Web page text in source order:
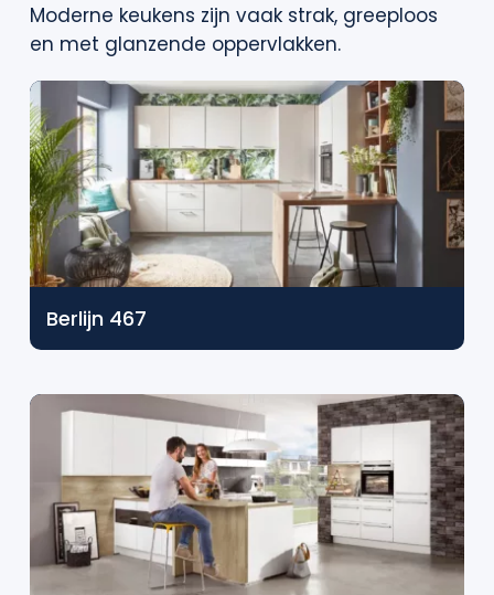
Moderne keukens zijn vaak strak, greeploos
en met glanzende oppervlakken.
Berlijn 467